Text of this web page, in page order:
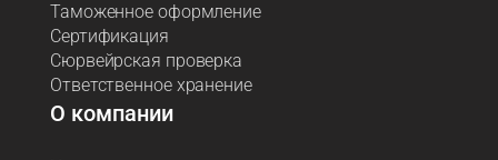
Таможенное оформление
Сертификация
Сюрвейрская проверка
Ответственное хранение
О компании